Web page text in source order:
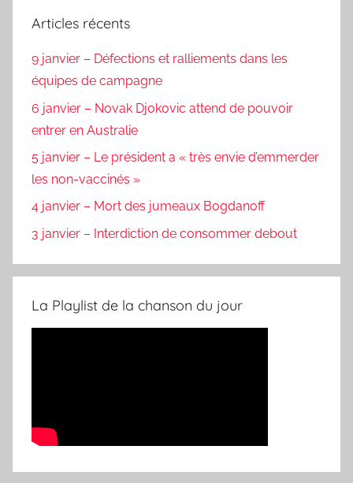
Articles récents
9 janvier – Défections et ralliements dans les
équipes de campagne
6 janvier – Novak Djokovic attend de pouvoir
entrer en Australie
5 janvier – Le président a « très envie d’emmerder
les non-vaccinés »
4 janvier – Mort des jumeaux Bogdanoff
3 janvier – Interdiction de consommer debout
La Playlist de la chanson du jour